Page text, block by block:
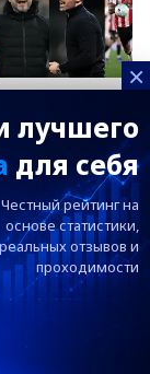
×
лучшего
для себя
Честный рейтинг на
основе статистики,
реальныхотзывов и
проходимости